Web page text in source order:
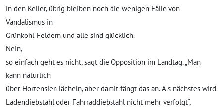
in den Keller, übrig bleiben noch die wenigen Fälle von
Vandalismus in
Grünkohl-Feldern und alle sind glücklich.
Nein,
so einfach geht es nicht, sagt die Opposition im Landtag. „Man
kann natürlich
über Hortensien lächeln, aber damit fängt das an. Als nächstes wird
Ladendiebstahl oder Fahrraddiebstahl nicht mehr verfolgt“,